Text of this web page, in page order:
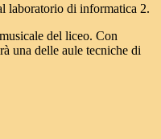
laboratorio di informatica 2.
del liceo. Con
una delle aule tecniche di